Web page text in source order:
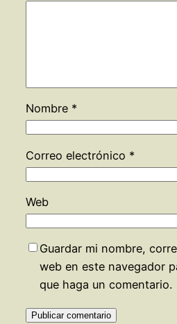
Nombre *
Correo electrónico *
Web
Guardar mi nombre,
web en este navegador
que haga un comentario.